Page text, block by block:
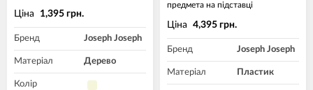
Ціна 1,395 грн.
Бренд Joseph Joseph
Матеріал Дерево
Колір
предмета на підставці
Ціна 4,395 грн.
Бренд Joseph Joseph
Матеріал Пластик